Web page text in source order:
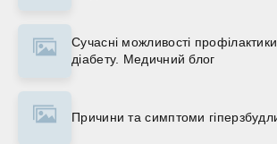
Сучасні можливості
діабету. Медичний блог
Причини та симптоми